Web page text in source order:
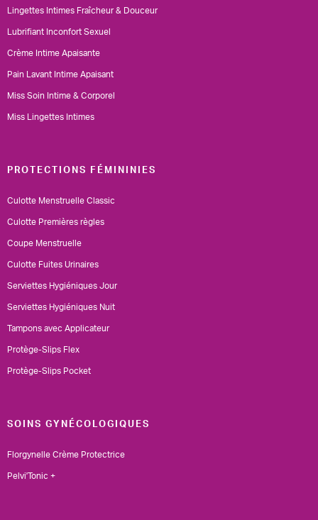
Lingettes Intimes Fraîcheur & Douceur
Lubrifiant Inconfort Sexuel
Crème Intime Apaisante
Pain Lavant Intime Apaisant
Miss Soin Intime & Corporel
Miss Lingettes Intimes
PROTECTIONS FÉMININIES
Culotte Menstruelle Classic
Culotte Premières règles
Coupe Menstruelle
Culotte Fuites Urinaires
Serviettes Hygiéniques Jour
Serviettes Hygiéniques Nuit
Tampons avec Applicateur
Protège-Slips Flex
Protège-Slips Pocket
SOINS GYNÉCOLOGIQUES
Florgynelle Crème Protectrice
Pelvi'Tonic +